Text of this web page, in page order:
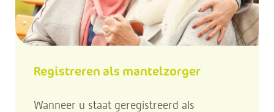
Registreren als mantelzorger
Wanneer u staat geregistreerd als